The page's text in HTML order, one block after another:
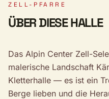
ZELL-PFARRE
ÜBER DIESE HALLE
Das Alpin Center Zell-
malerische Landschaft
Kletterhalle — es ist ein
Berge lieben und die